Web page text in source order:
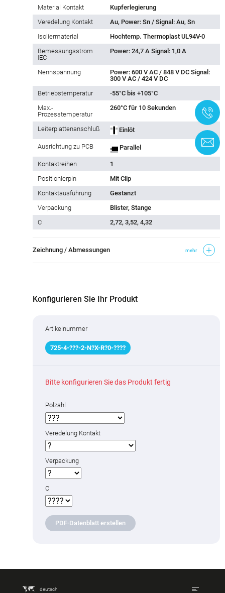
Material Kontakt
Kupferlegierung
Veredelung Kontakt
Au, Power: Sn / Signal: Au, Sn
Isoliermaterial
Hochtemp. Thermoplast UL94V-0
Bemessungsstrom
IEC
Power: 24,7 A Signal: 1,0 A
Nennspannung
Power: 600 V AC / 848 V DC Signal:
300 V AC / 424 V DC
Betriebstemperatur
-55°C bis +105°C
Max.-
Prozesstemperatur
260°C für 10 Sekunden
Leiterplattenanschluß Einlöt
Ausrichtung zu PCB Parallel
Kontaktreihen
1
Positionierpin
Mit Clip
Kontaktausführung
Gestanzt
Verpackung
Blister, Stange
C
2,72, 3,52, 4,32
Zeichnung / Abmessungen mehr
Konfigurieren Sie Ihr Produkt
Artikelnummer
725-4-???-2-N?X-R?0-????
Bitte konfigurieren Sie das Produkt fertig
Polzahl
Veredelung Kontakt
Verpackung
C
PDF-Datenblatt erstellen
deutsch